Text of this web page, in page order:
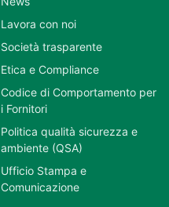
Lavora con noi
Società trasparente
Etica e Compliance
Codice di Comportamento per
i Fornitori
Politica qualità sicurezza e
ambiente (QSA)
Ufficio Stampa e
Comunicazione